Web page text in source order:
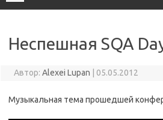
Неспешная SQA
Автор: Alexei Lupan 05.05.2012
Музыкальная тема прошедшей